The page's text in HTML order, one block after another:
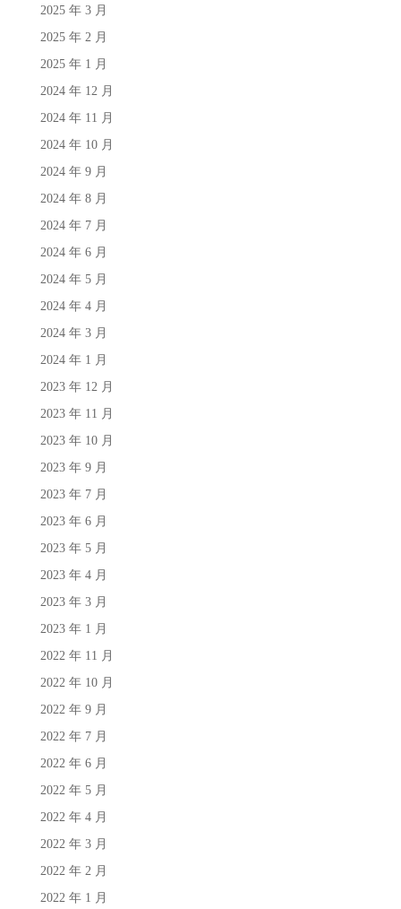
2025 年 3 月
2025 年 2 月
2025 年 1 月
2024 年 12 月
2024 年 11 月
2024 年 10 月
2024 年 9 月
2024 年 8 月
2024 年 7 月
2024 年 6 月
2024 年 5 月
2024 年 4 月
2024 年 3 月
2024 年 1 月
2023 年 12 月
2023 年 11 月
2023 年 10 月
2023 年 9 月
2023 年 7 月
2023 年 6 月
2023 年 5 月
2023 年 4 月
2023 年 3 月
2023 年 1 月
2022 年 11 月
2022 年 10 月
2022 年 9 月
2022 年 7 月
2022 年 6 月
2022 年 5 月
2022 年 4 月
2022 年 3 月
2022 年 2 月
2022 年 1 月